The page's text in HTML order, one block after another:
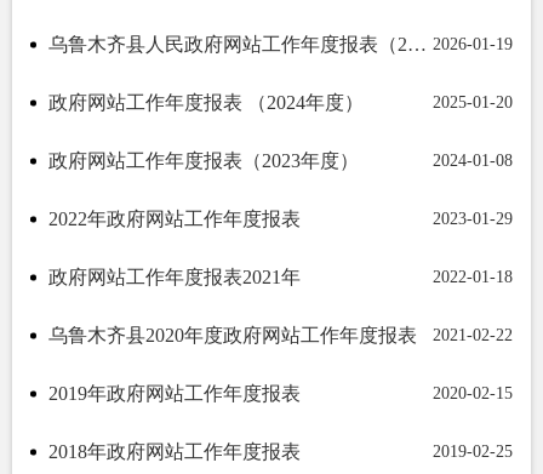
2026-01-19
乌鲁木齐县人民政府网站工作年度报表（2025年度）
2025-01-20
政府网站工作年度报表 （2024年度）
2024-01-08
政府网站工作年度报表（2023年度）
2023-01-29
2022年政府网站工作年度报表
2022-01-18
政府网站工作年度报表2021年
2021-02-22
乌鲁木齐县2020年度政府网站工作年度报表
2020-02-15
2019年政府网站工作年度报表
2019-02-25
2018年政府网站工作年度报表